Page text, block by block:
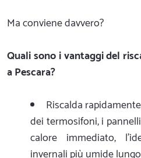
Ma conviene davvero?
Quali sono i vantaggi del
a Pescara?
Riscalda
dei termosifoni, i
calore immediato,
invernali più umide